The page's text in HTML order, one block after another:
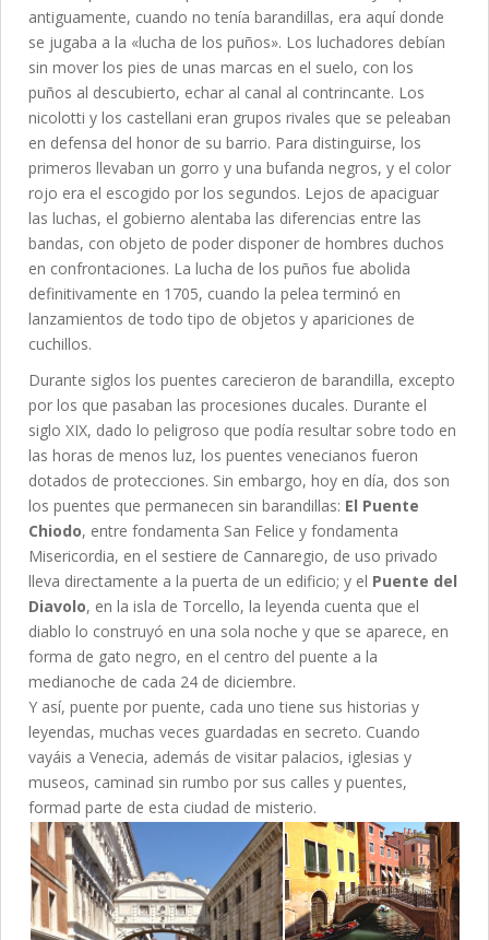
antiguamente, cuando no tenía barandillas, era aquí donde
se jugaba a la «lucha de los puños». Los luchadores debían
sin mover los pies de unas marcas en el suelo, con los
puños al descubierto, echar al canal al contrincante. Los
nicolotti y los castellani eran grupos rivales que se peleaban
en defensa del honor de su barrio. Para distinguirse, los
primeros llevaban un gorro y una bufanda negros, y el color
rojo era el escogido por los segundos. Lejos de apaciguar
las luchas, el gobierno alentaba las diferencias entre las
bandas, con objeto de poder disponer de hombres duchos
en confrontaciones. La lucha de los puños fue abolida
definitivamente en 1705, cuando la pelea terminó en
lanzamientos de todo tipo de objetos y apariciones de
cuchillos.
Durante siglos los puentes carecieron de barandilla, excepto
por los que pasaban las procesiones ducales. Durante el
siglo XIX, dado lo peligroso que podía resultar sobre todo en
las horas de menos luz, los puentes venecianos fueron
dotados de protecciones. Sin embargo, hoy en día, dos son
los puentes que permanecen sin barandillas: El Puente
Chiodo, entre fondamenta San Felice y fondamenta
Misericordia, en el sestiere de Cannaregio, de uso privado
lleva directamente a la puerta de un edificio; y el Puente del
Diavolo, en la isla de Torcello, la leyenda cuenta que el
diablo lo construyó en una sola noche y que se aparece, en
forma de gato negro, en el centro del puente a la
medianoche de cada 24 de diciembre.
Y así, puente por puente, cada uno tiene sus historias y
leyendas, muchas veces guardadas en secreto. Cuando
vayáis a Venecia, además de visitar palacios, iglesias y
museos, caminad sin rumbo por sus calles y puentes,
formad parte de esta ciudad de misterio.